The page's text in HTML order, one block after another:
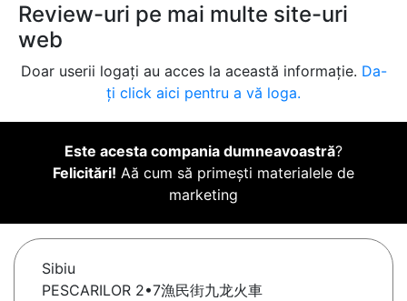
Review-uri pe mai multe site-uri
web
Doar userii logați au acces la această informație. Da-
ți click aici pentru a vă loga.
Este acesta compania dumneavoastră?
Felicitări! Aă cum să primești materialele de
marketing
Sibiu
PESCARILOR 2•7漁民街九龙火車